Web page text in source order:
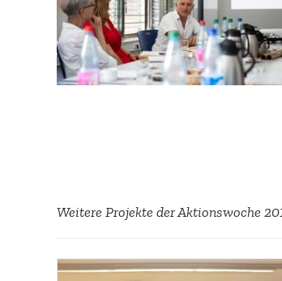
Weitere Projekte der Aktions­woche